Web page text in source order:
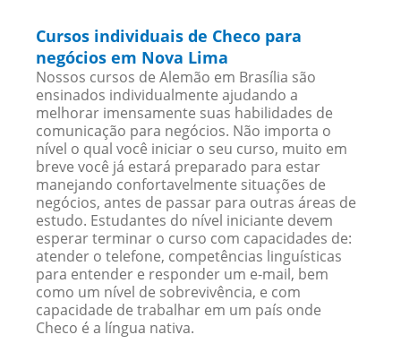
Cursos individuais de Checo para
negócios em Nova Lima
Nossos cursos de Alemão em Brasília são
ensinados individualmente ajudando a
melhorar imensamente suas habilidades de
comunicação para negócios. Não importa o
nível o qual você iniciar o seu curso, muito em
breve você já estará preparado para estar
manejando confortavelmente situações de
negócios, antes de passar para outras áreas de
estudo. Estudantes do nível iniciante devem
esperar terminar o curso com capacidades de:
atender o telefone, competências linguísticas
para entender e responder um e-mail, bem
como um nível de sobrevivência, e com
capacidade de trabalhar em um país onde
Checo é a língua nativa.